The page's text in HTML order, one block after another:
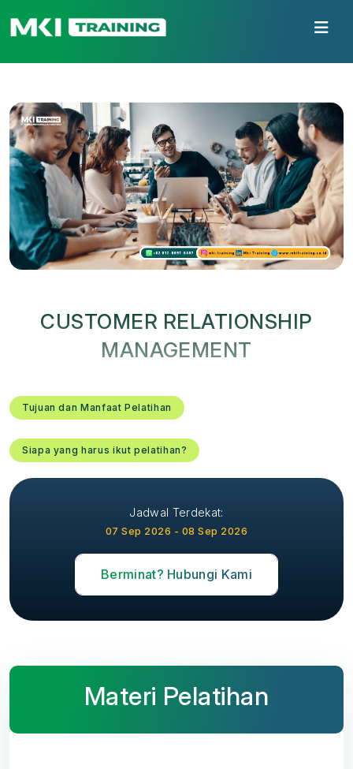
CUSTOMER RELATIONSHIP
MANAGEMENT
Tujuan dan Manfaat Pelatihan
Siapa yang harus ikut pelatihan?
Jadwal Terdekat:
07 Sep 2026 - 08 Sep 2026
Berminat? Hubungi Kami
Materi Pelatihan